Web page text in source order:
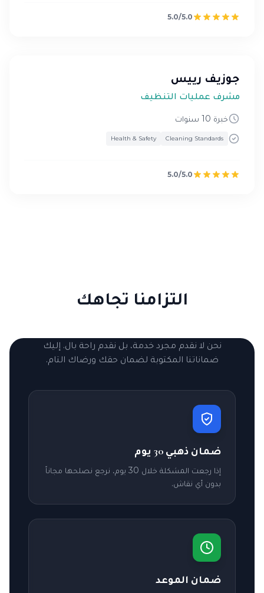
5.0/5.0
جوزيف رييس
مشرف عمليات التنظيف
خبرة 10 سنوات
Cleaning Standards
Health & Safety
5.0/5.0
التزامنا تجاهك
نحن لا نقدم مجرد خدمة، بل نقدم راحة بال. إليك
ضماناتنا المكتوبة لضمان حقك ورضاك التام.
ضمان ذهبي 30 يوم
إذا رجعت المشكلة خلال 30 يوم، نرجع نصلحها مجاناً
بدون أي نقاش.
ضمان الموعد